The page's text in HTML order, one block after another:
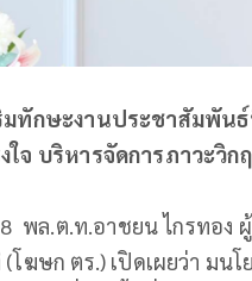
มทักษะงานประชาสัมพัน
ใจ บริหารจัดการภาวะวิ
พล.ต.ท.อาชยน ไกรทอง
โฆษก ตร.) เปิดเผยว่า มน